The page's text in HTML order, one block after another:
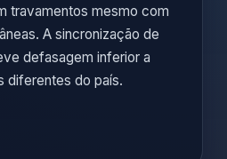
travamentos mesmo com
A sincronização de
defasagem inferior a
diferentes do país.